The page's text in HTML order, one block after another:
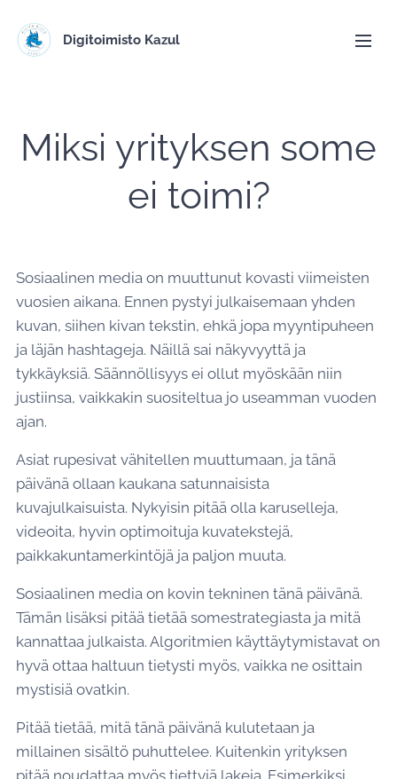
Digitoimisto Kazul
Miksi yrityksen some
ei toimi?
Sosiaalinen media on muuttunut kovasti viimeisten
vuosien aikana. Ennen pystyi julkaisemaan yhden
kuvan, siihen kivan tekstin, ehkä jopa myyntipuheen
ja läjän hashtageja. Näillä sai näkyvyyttä ja
tykkäyksiä. Säännöllisyys ei ollut myöskään niin
justiinsa, vaikkakin suositeltua jo useamman vuoden
ajan.
Asiat rupesivat vähitellen muuttumaan, ja tänä
päivänä ollaan kaukana satunnaisista
kuvajulkaisuista. Nykyisin pitää olla karuselleja,
videoita, hyvin optimoituja kuvatekstejä,
paikkakuntamerkintöjä ja paljon muuta.
Sosiaalinen media on kovin tekninen tänä päivänä.
Tämän lisäksi pitää tietää somestrategiasta ja mitä
kannattaa julkaista. Algoritmien käyttäytymistavat on
hyvä ottaa haltuun tietysti myös, vaikka ne osittain
mystisiä ovatkin.
Pitää tietää, mitä tänä päivänä kulutetaan ja
millainen sisältö puhuttelee. Kuitenkin yrityksen
pitää noudattaa myös tiettyjä lakeja. Esimerkiksi